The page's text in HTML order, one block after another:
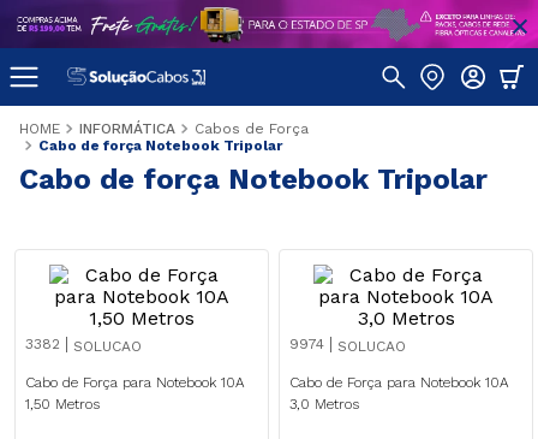
INFORMÁTICA
Cabos de Força
Cabo de força Notebook Tripolar
Cabo de força Notebook Tripolar
3382 SOLUCAO
Cabo de Força para Notebook 10A
1,50 Metros
9974 SOLUCAO
Cabo de Força para Notebook 10A
3,0 Metros